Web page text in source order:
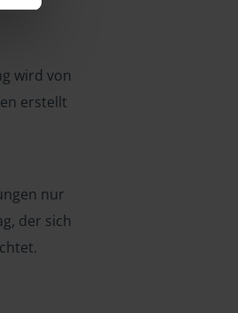
wird von
erstellt
nur
der sich